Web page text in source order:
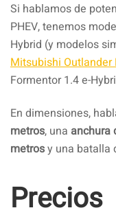
Si hablamos de
PHEV, tenemos
Hybrid (y modelos
Mitsubishi Outlander
Formentor 1.4 e-
En dimensiones,
metros, una anchura
metrosy una batalla
Precios